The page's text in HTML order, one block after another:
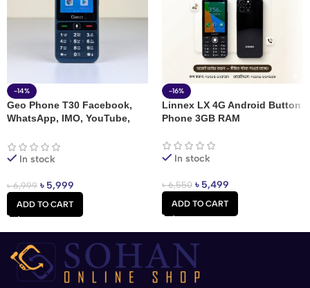
-14%
Geo Phone T30 Facebook,
WhatsApp, IMO, YouTube,
Android Button Feature
Phone Price In Bangladesh
In stock
৳6,999 ৳ 5,999
ADD TO CART
-16%
Linnex LX 4G Android Button
Phone 3GB RAM
In stock
৳6,550 ৳ 5,499
ADD TO CART